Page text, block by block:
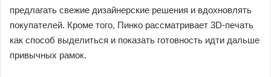
предлагать свежие дизайнерские решения и вдохновлять
покупателей. Кроме того, Пинко рассматривает 3D-печать
как способ выделиться и показать готовность идти дальше
привычных рамок.